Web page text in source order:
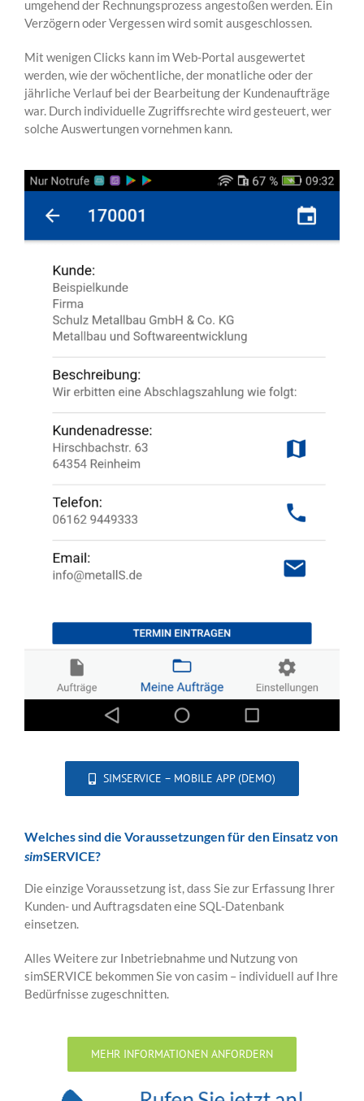
umgehend der Rechnungsprozess angestoßen werden. Ein
Verzögern oder Vergessen wird somit ausgeschlossen.
Mit wenigen Clicks kann im Web-Portal ausgewertet
werden, wie der wöchentliche, der monatliche oder der
jährliche Verlauf bei der Bearbeitung der Kundenaufträge
war. Durch individuelle Zugriffsrechte wird gesteuert, wer
solche Auswertungen vornehmen kann.
SIMSERVICE – MOBILE APP (DEMO)
Welches sind die Voraussetzungen für den Einsatz von
simSERVICE?
Die einzige Voraussetzung ist, dass Sie zur Erfassung Ihrer
Kunden- und Auftragsdaten eine SQL-Datenbank
einsetzen.
Alles Weitere zur Inbetriebnahme und Nutzung von
simSERVICE bekommen Sie von casim – individuell auf Ihre
Bedürfnisse zugeschnitten.
MEHR INFORMATIONEN ANFORDERN